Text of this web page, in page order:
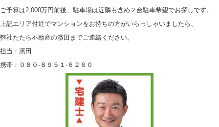
ご予算は2,000万円前後、駐車場は近隣も含め２台駐車希望でお探しです。
上記エリア付近でマンションをお持ちの方がいらっしゃいましたら、
弊社たたら不動産の濱田までご連絡ください。
担当：濱田
携帯：０８０-８９５１-６２６０